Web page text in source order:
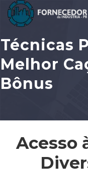
Técnicas
Melhor
Bônus
Acesso